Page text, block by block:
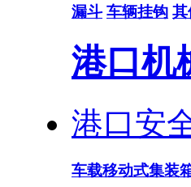
漏斗 车辆挂钩 其
港口机
港口安
车载移动式集装